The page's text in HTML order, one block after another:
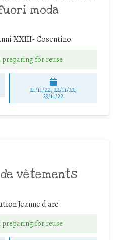
moda
XXIII- Cosentino
preparing for reuse
21/11/22, 22/11/22,
23/11/22
vêtements
Jeanne d'arc
preparing for reuse